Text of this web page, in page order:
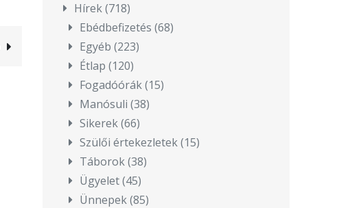
Hírek(718)
Ebédbefizetés (68)
Egyéb (223)
Étlap (120)
Fogadóórák(15)
Manósuli (38)
Sikerek(66)
Szülői értekezletek(15)
Táborok(38)
Ügyelet(45)
Ünnepek(85)